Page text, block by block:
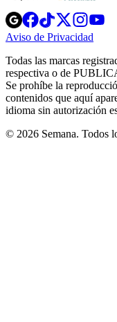
Opens
in
new
Opens
in
new
Opens
in
new
window
Opens
new
Aviso de Privacidad
new
Todas las marcas
respectiva o de
Se prohíbe la
contenidos que aquí
idioma sin autorización
© 2026 Semana. Todos